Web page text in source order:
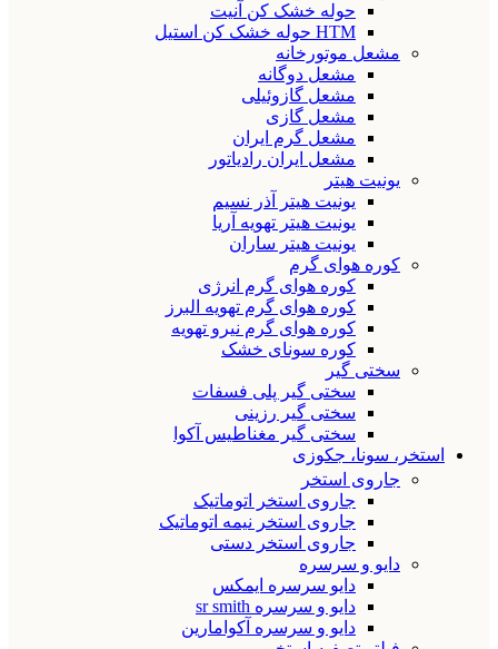
حوله خشک کن آنیت
HTM حوله خشک کن استیل
مشعل موتورخانه
مشعل دوگانه
مشعل گازوئیلی
مشعل گازی
مشعل گرم ایران
مشعل ایران رادیاتور
یونیت هیتر
یونیت هیتر آذر نسیم
یونیت هیتر تهویه آریا
یونیت هیتر ساران
کوره هوای گرم
کوره هوای گرم انرژی
کوره هوای گرم تهویه البرز
کوره هوای گرم نیرو تهویه
کوره سونای خشک
سختی گیر
سختی گیر پلی فسفات
سختی گیر رزینی
سختی گیر مغناطیس آکوا
استخر، سونا، جکوزی
جاروی استخر
جاروی استخر اتوماتیک
جاروی استخر نیمه اتوماتیک
جاروی استخر دستی
دایو و سرسره
دایو سرسره ایمکس
دایو و سرسره sr smith
دایو و سرسره آکوامارین